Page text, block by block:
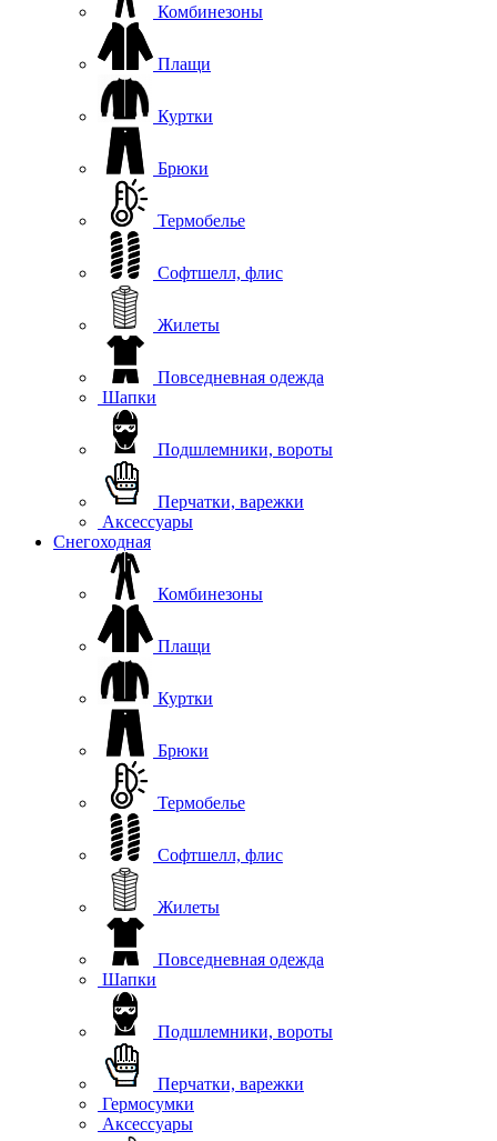
Комбинезоны
Плащи
Куртки
Брюки
Термобелье
Софтшелл, флис
Жилеты
Повседневная одежда
Шапки
Подшлемники, вороты
Перчатки, варежки
Аксессуары
Снегоходная
Комбинезоны
Плащи
Куртки
Брюки
Термобелье
Софтшелл, флис
Жилеты
Повседневная одежда
Шапки
Подшлемники, вороты
Перчатки, варежки
Гермосумки
Аксессуары